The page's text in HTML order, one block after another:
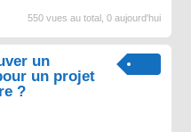
550 vues au total, 0 aujourd'hui
un
un projet
?